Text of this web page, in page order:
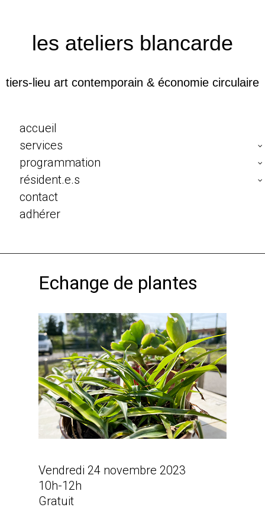
les ateliers blancarde
tiers-lieu art contemporain & économie circulaire
accueil
services
programmation
résident.e.s
contact
adhérer
Echange de plantes
Vendredi 24 novembre 2023
10h-12h
Gratuit